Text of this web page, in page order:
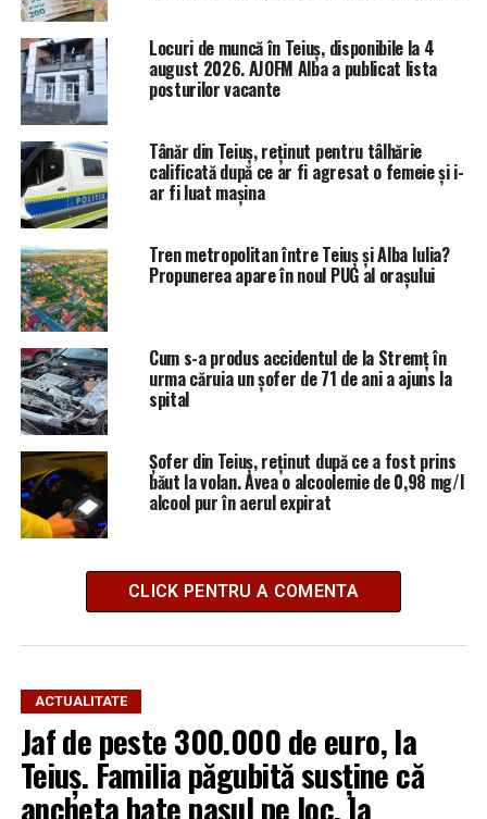
Locuri de muncă în Teiuș, disponibile la 4
august 2026. AJOFM Alba a publicat lista
posturilor vacante
Tânăr din Teiuș, reținut pentru tâlhărie
calificată după ce ar fi agresat o femeie și i-
ar fi luat mașina
Tren metropolitan între Teiuș și Alba Iulia?
Propunerea apare în noul PUG al orașului
Cum s-a produs accidentul de la Stremț în
urma căruia un șofer de 71 de ani a ajuns la
spital
Șofer din Teiuș, reținut după ce a fost prins
băut la volan. Avea o alcoolemie de 0,98 mg/l
alcool pur în aerul expirat
CLICK PENTRU A COMENTA
ACTUALITATE
Jaf de peste 300.000 de euro, la
Teiuș. Familia păgubită susține că
ancheta bate pasul pe loc, la